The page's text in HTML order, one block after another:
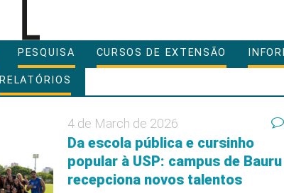
PESQUISA CURSOS DE EXTENSÃO
RELATÓRIOS
4 de March de 2026
Da escola pública e cursinho
popular à USP: campus de Bauru
recepciona novos talentos